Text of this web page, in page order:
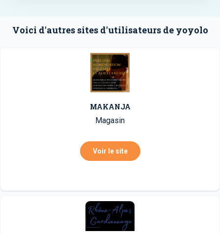
Voici d'autres sites d'utilisateurs de yoyolo
MAKANJA
Magasin
Voir le site